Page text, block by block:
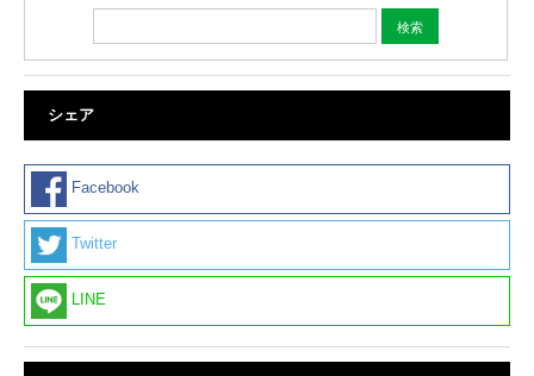
シェア
Facebook
Twitter
LINE